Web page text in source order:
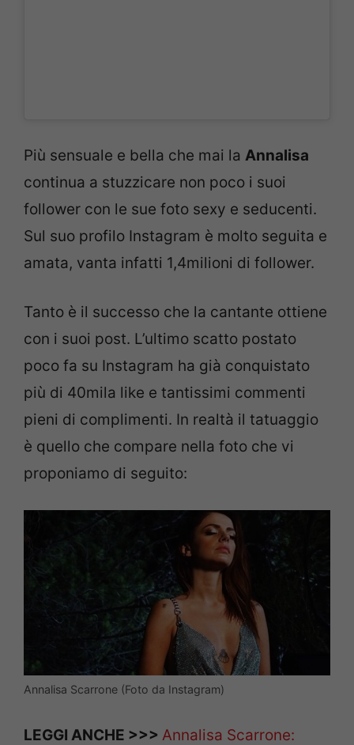
Più sensuale e bella che mai la Annalisa
continua a stuzzicare non poco i suoi
follower con le sue foto sexy e seducenti.
Sul suo profilo Instagram è molto seguita e
amata, vanta infatti 1,4milioni di follower.
Tanto è il successo che la cantante ottiene
con i suoi post. L’ultimo scatto postato
poco fa su Instagram ha già conquistato
più di 40mila like e tantissimi commenti
pieni di complimenti. In realtà il tatuaggio
è quello che compare nella foto che vi
proponiamo di seguito:
Annalisa Scarrone (Foto da Instagram)
LEGGI ANCHE >>> Annalisa Scarrone: